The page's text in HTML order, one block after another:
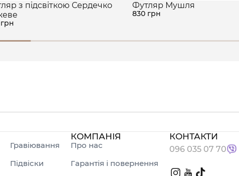
з підсвіткою Сердечко
Футляр Мушля
830 грн
Гравіювання
Підвіски
КОМПАНІЯ
Про нас
Гарантія і повернення
КОНТАКТИ
096 035 07 70